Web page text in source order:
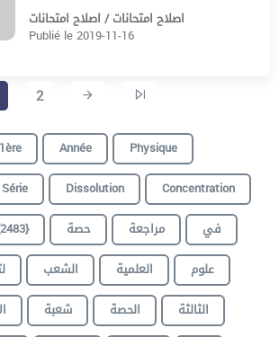
اصلاح امتحانات / اصلاح امتحانات
Publié le 2019-11-16
2
1ère Année
Physique
Série Dissolution
Concentration
حصة مراجعة
في
الشعب العلمية
علوم
شعبة الحصة
الثالثة